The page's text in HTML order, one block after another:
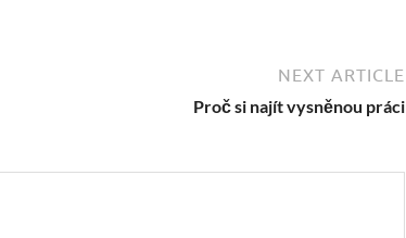
NEXT ARTICLE
Proč si najít vysněnou práci